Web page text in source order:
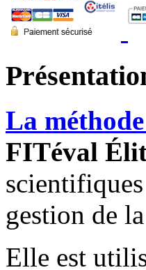
La
FITéval
gestion de
Elle est